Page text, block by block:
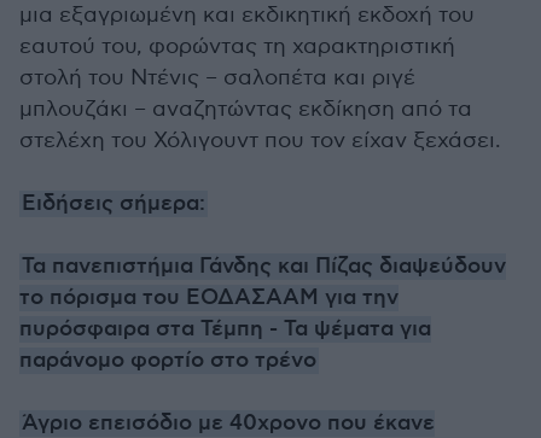
μια εξαγριωμένη και εκδικητική εκδοχή του
εαυτού του, φορώντας τη χαρακτηριστική
στολή του Ντένις – σαλοπέτα και ριγέ
μπλουζάκι – αναζητώντας εκδίκηση από τα
στελέχη του Χόλιγουντ που τον είχαν ξεχάσει.
Ειδήσεις σήμερα:
Τα πανεπιστήμια Γάνδης και Πίζας διαψεύδουν
το πόρισμα του ΕΟΔΑΣΑΑΜ για την
πυρόσφαιρα στα Τέμπη - Τα ψέματα για
παράνομο φορτίο στο τρένο
Άγριο επεισόδιο με 40χρονο που έκανε